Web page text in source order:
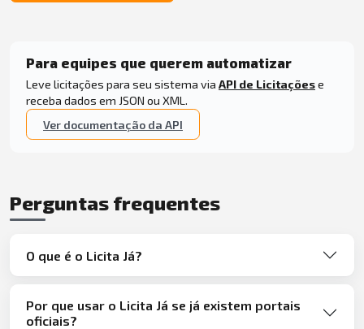
Para equipes que querem automatizar
Leve licitações para seu sistema via API de Licitaçõese
receba dados em JSON ou XML.
Ver documentação da API
Perguntas frequentes
O que é o Licita Já?
Por que usar o Licita Já se já existem portais
oficiais?